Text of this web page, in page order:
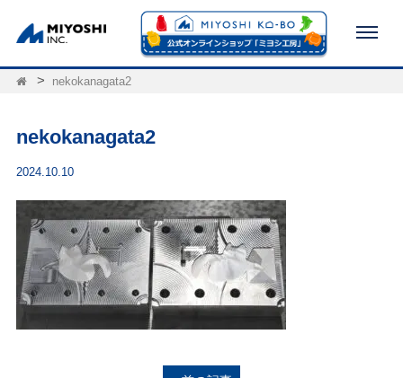
nekokanagata2
nekokanagata2
2024.10.10